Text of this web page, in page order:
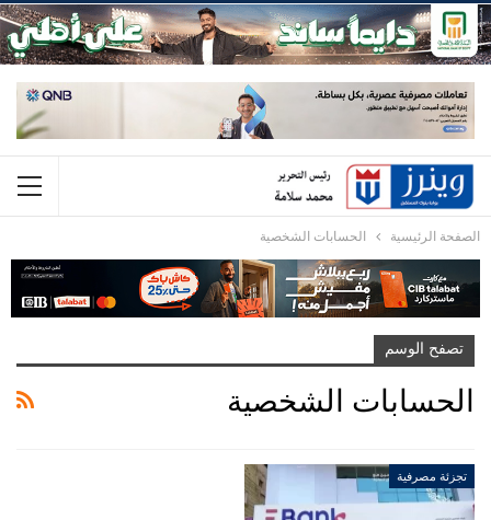
الصفحة الرئيسية الحسابات الشخصية
تصفح الوسم
الحسابات الشخصية
تجزئة مصرفية